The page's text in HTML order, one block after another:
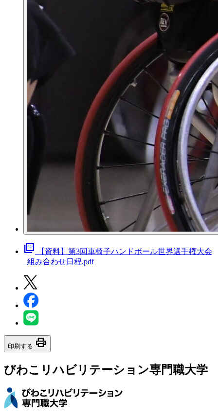
picture_as_pdf
【資料】第3回車椅子ハンドボール世界選手権大会
_組み合わせ日程.pdf
印刷する print
びわこリハビリテーション専門職大学